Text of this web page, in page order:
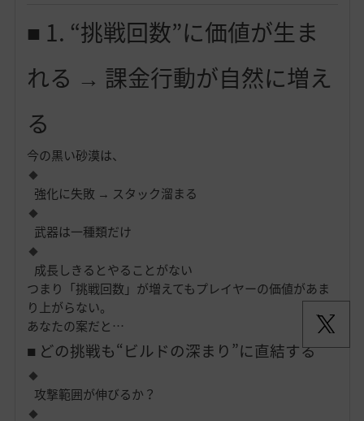
■ 1. “挑戦回数”に価値が生ま
れる → 課金行動が自然に増え
る
今の黒い砂漠は、
強化に失敗 → スタック溜まる
武器は一種類だけ
成長しきるとやることがない
つまり「挑戦回数」が増えてもプレイヤーの価値があま
り上がらない。
あなたの案だと…
■ どの挑戦も“ビルドの深まり”に直結する
攻撃範囲が伸びるか？